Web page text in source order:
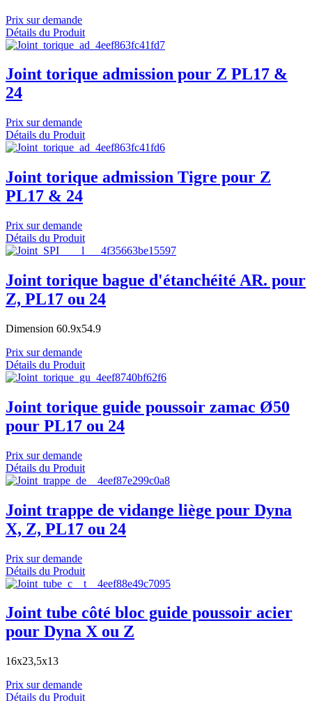
Prix sur demande
Détails du Produit
Joint torique admission pour Z PL17 &
24
Prix sur demande
Détails du Produit
Joint torique admission Tigre pour Z
PL17 & 24
Prix sur demande
Détails du Produit
Joint torique bague d'étanchéité AR. pour
Z, PL17 ou 24
Dimension 60.9x54.9
Prix sur demande
Détails du Produit
Joint torique guide poussoir zamac Ø50
pour PL17 ou 24
Prix sur demande
Détails du Produit
Joint trappe de vidange liège pour Dyna
X, Z, PL17 ou 24
Prix sur demande
Détails du Produit
Joint tube côté bloc guide poussoir acier
pour Dyna X ou Z
16x23,5x13
Prix sur demande
Détails du Produit